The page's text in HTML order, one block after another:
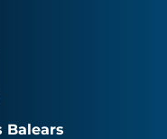
Balears